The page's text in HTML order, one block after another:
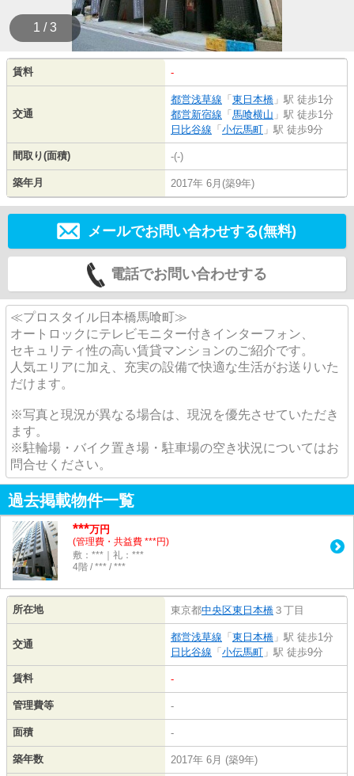
1 / 3
賃料 -
交通
都営浅草線 「 東日本橋 」駅 徒歩1分
都営新宿線 「 馬喰横山 」駅 徒歩1分
日比谷線 「 小伝馬町 」駅 徒歩9分
間取り(面積) -(-)
築年月 2017年 6月(築9年)
メールでお問い合わせする(無料)
電話でお問い合わせする
≪プロスタイル日本橋馬喰町≫
オートロックにテレビモニター付きインターフォン、
セキュリティ性の高い賃貸マンションのご紹介です。
人気エリアに加え、充実の設備で快適な生活がお送りいた
だけます。
※写真と現況が異なる場合は、現況を優先させていただき
ます。
※駐輪場・バイク置き場・駐車場の空き状況についてはお
問合せください。
過去掲載物件一覧
***万円
(管理費・共益費 ***円)
敷：***｜礼：***
4階 / *** / ***
所在地 東京都中央区東日本橋 ３丁目
交通
都営浅草線 「 東日本橋 」駅 徒歩1分
日比谷線 「 小伝馬町 」駅 徒歩9分
賃料 -
管理費等 -
面積 -
築年数 2017年 6月 (築9年)